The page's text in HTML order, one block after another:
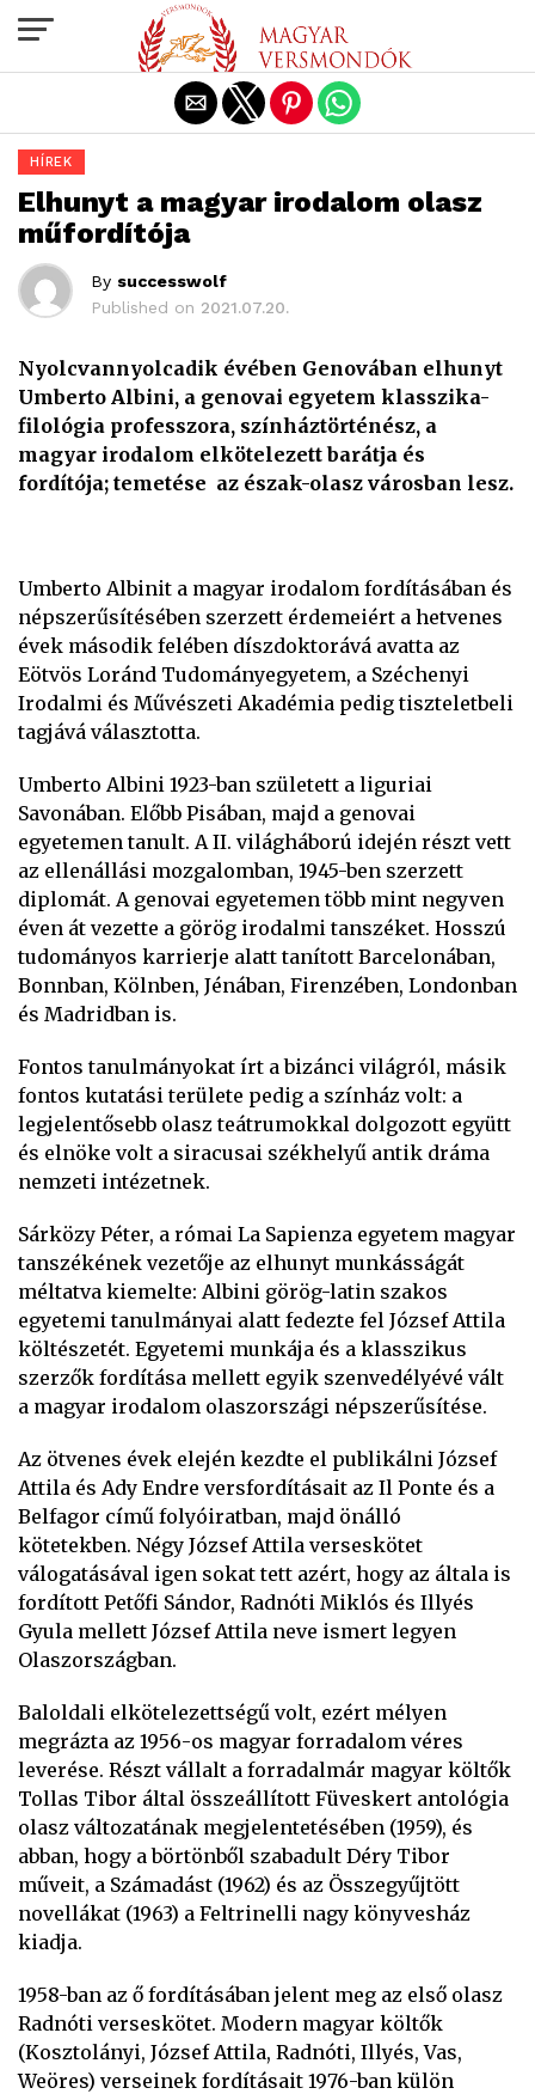
HÍREK
Elhunyt a magyar irodalom olasz
műfordítója
By successwolf
Published on 2021.07.20.
Nyolcvannyolcadik évében Genovában elhunyt
Umberto Albini, a genovai egyetem klasszika-
filológia professzora, színháztörténész, a
magyar irodalom elkötelezett barátja és
fordítója; temetése az észak-olasz városban lesz.
Umberto Albinit a magyar irodalom fordításában és
népszerűsítésében szerzett érdemeiért a hetvenes
évek második felében díszdoktorává avatta az
Eötvös Loránd Tudományegyetem, a Széchenyi
Irodalmi és Művészeti Akadémia pedig tiszteletbeli
tagjává választotta.
Umberto Albini 1923-ban született a liguriai
Savonában. Előbb Pisában, majd a genovai
egyetemen tanult. A II. világháború idején részt vett
az ellenállási mozgalomban, 1945-ben szerzett
diplomát. A genovai egyetemen több mint negyven
éven át vezette a görög irodalmi tanszéket. Hosszú
tudományos karrierje alatt tanított Barcelonában,
Bonnban, Kölnben, Jénában, Firenzében, Londonban
és Madridban is.
Fontos tanulmányokat írt a bizánci világról, másik
fontos kutatási területe pedig a színház volt: a
legjelentősebb olasz teátrumokkal dolgozott együtt
és elnöke volt a siracusai székhelyű antik dráma
nemzeti intézetnek.
Sárközy Péter, a római La Sapienza egyetem magyar
tanszékének vezetője az elhunyt munkásságát
méltatva kiemelte: Albini görög-latin szakos
egyetemi tanulmányai alatt fedezte fel József Attila
költészetét. Egyetemi munkája és a klasszikus
szerzők fordítása mellett egyik szenvedélyévé vált
a magyar irodalom olaszországi népszerűsítése.
Az ötvenes évek elején kezdte el publikálni József
Attila és Ady Endre versfordításait az Il Ponte és a
Belfagor című folyóiratban, majd önálló
kötetekben. Négy József Attila verseskötet
válogatásával igen sokat tett azért, hogy az általa is
fordított Petőfi Sándor, Radnóti Miklós és Illyés
Gyula mellett József Attila neve ismert legyen
Olaszországban.
Baloldali elkötelezettségű volt, ezért mélyen
megrázta az 1956-os magyar forradalom véres
leverése. Részt vállalt a forradalmár magyar költők
Tollas Tibor által összeállított Füveskert antológia
olasz változatának megjelentetésében (1959), és
abban, hogy a börtönből szabadult Déry Tibor
műveit, a Számadást (1962) és az Összegyűjtött
novellákat (1963) a Feltrinelli nagy könyvesház
kiadja.
1958-ban az ő fordításában jelent meg az első olasz
Radnóti verseskötet. Modern magyar költők
(Kosztolányi, József Attila, Radnóti, Illyés, Vas,
Weöres) verseinek fordításait 1976-ban külön
Exit mobile version